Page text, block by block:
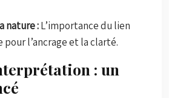
nature :L’importance du lien
pour l’ancrage et la clarté.
: un